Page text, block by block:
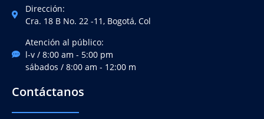
Dirección:
Cra. 18 B No. 22 -11, Bogotá, Col
Atención al público:
l-v / 8:00 am - 5:00 pm
sábados / 8:00 am - 12:00 m
Contáctanos